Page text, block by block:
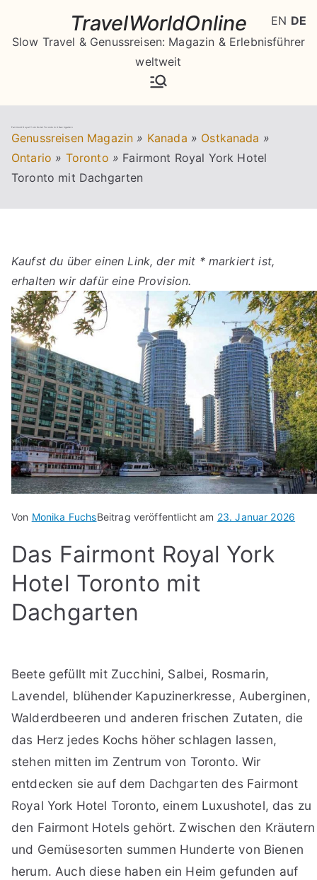
springen
TravelWorldOnline
Slow Travel & Genussreisen: Magazin & Erlebnisführer
weltweit
Fairmont Royal York Hotel Toronto mit Dachgarten
Genussreisen Magazin » Kanada » Ostkanada »
Ontario » Toronto » Fairmont Royal York Hotel
Toronto mit Dachgarten
Kaufst du über einen Link, der mit * markiert ist,
erhalten wir dafür eine Provision.
Von Monika FuchsBeitrag veröffentlicht am 23. Januar 2026
Das Fairmont Royal York
Hotel Toronto mit
Dachgarten
Beete gefüllt mit Zucchini, Salbei, Rosmarin,
Lavendel, blühender Kapuzinerkresse, Auberginen,
Walderdbeeren und anderen frischen Zutaten, die
das Herz jedes Kochs höher schlagen lassen,
stehen mitten im Zentrum von Toronto. Wir
entdecken sie auf dem Dachgarten des Fairmont
Royal York Hotel Toronto, einem Luxushotel, das zu
den Fairmont Hotels gehört. Zwischen den Kräutern
und Gemüsesorten summen Hunderte von Bienen
herum. Auch diese haben ein Heim gefunden auf
EN DE